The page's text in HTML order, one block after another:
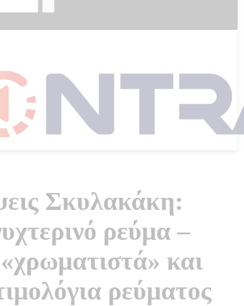
Σκυλακάκη:
ρεύμα –
και
ρεύματος